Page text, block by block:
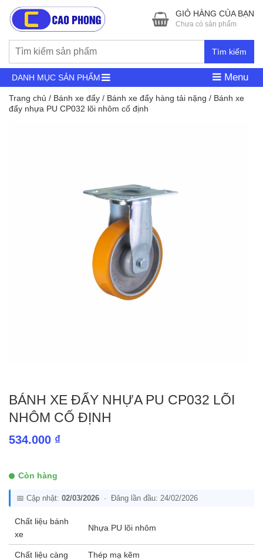
Tìm kiếm
GIỎ HÀNG CỦA BẠN
Chưa có sản phẩm
DANH MỤC SẢN PHẨM Menu
Trang chủ / Bánh xe đẩy / Bánh xe đẩy hàng tải nặng / Bánh xe
đẩy nhựa PU CP032 lõi nhôm cố định
BÁNH XE ĐẨY NHỰA PU CP032 LÕI
NHÔM CỐ ĐỊNH
534.000 ₫
Còn hàng
📅 Cập nhật: 02/03/2026 · Đăng lần đầu: 24/02/2026
Chất liệu bánh
xe
Nhựa PU lõi nhôm
Chất liệu càng Thép mạ kẽm